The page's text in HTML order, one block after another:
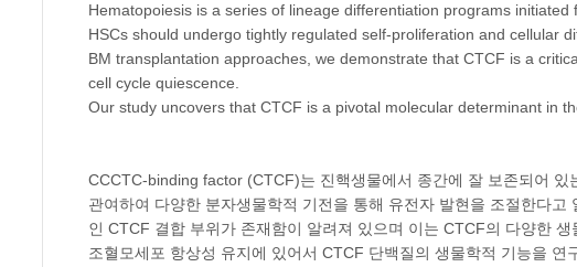
Hematopoiesis is a series of lineage differentiation programs
HSCs should undergo tightly regulated self-proliferation and cellular
BM transplantation approaches, we demonstrate that CTCF is a
cell cycle quiescence.
Our study uncovers that CTCF is a pivotal molecular determinant in
CCCTC-binding factor (CTCF)는 진핵생물에서 종간에 잘 보존되어
관여하여 다양한 분자생물학적 기전을 통해 유전자 발현을 조절한다
인 CTCF 결합 부위가 존재함이 알려져 있으며 이는 CTCF의 다양한
조혈모세포 항상성 유지에 있어서 CTCF 단백질의 생물학적 기능을 연